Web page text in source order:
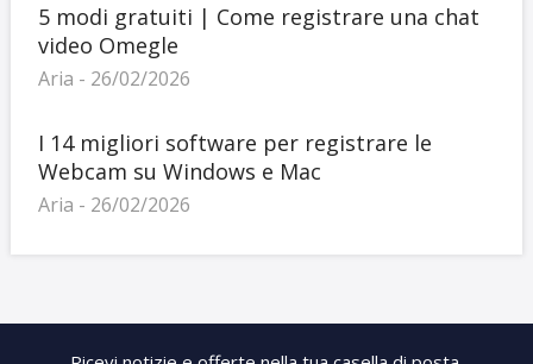
5 modi gratuiti | Come registrare una chat
video Omegle
Aria - 26/02/2026
I 14 migliori software per registrare le
Webcam su Windows e Mac
Aria - 26/02/2026